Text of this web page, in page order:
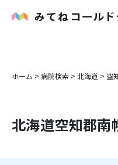
内科
花粉症
ホーム > 病院検索 > 北海道 > 空
北海道空知郡南